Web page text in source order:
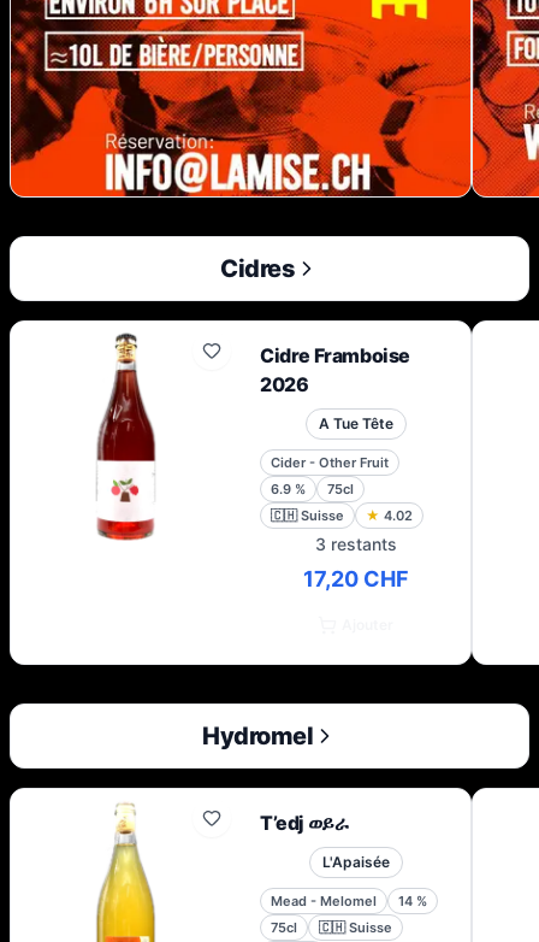
Cidres
Cidre Framboise
2026
A Tue Tête
Cider - Other Fruit
6.9 %
75cl
🇨🇭 Suisse ★ 4.02
3 restants
17,20 CHF
Hydromel
T’edj ወይራ
L'Apaisée
Mead - Melomel 14 %
75cl
🇨🇭 Suisse